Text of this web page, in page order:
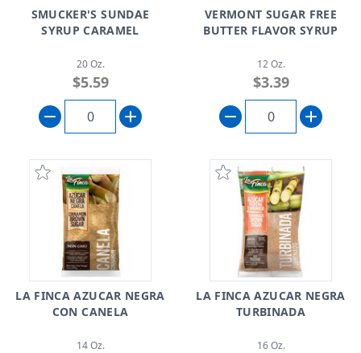
SMUCKER'S SUNDAE
SYRUP CARAMEL
20 Oz.
$5.59
VERMONT SUGAR FREE
BUTTER FLAVOR SYRUP
12 Oz.
$3.39
LA FINCA AZUCAR NEGRA
CON CANELA
14 Oz.
LA FINCA AZUCAR NEGRA
TURBINADA
16 Oz.